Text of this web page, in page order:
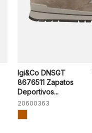
Igi&Co DNSGT
8676511 Zapatos
Deportivos...
20600363